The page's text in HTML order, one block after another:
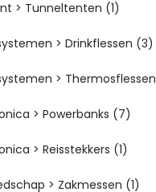
> Tunneltenten (1)
> Drinkflessen (3)
> Thermosflessen
> Powerbanks (7)
> Reisstekkers (1)
> Zakmessen (1)